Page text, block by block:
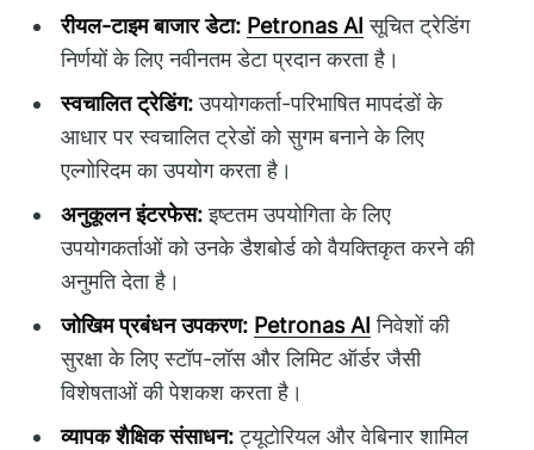
रीयल-टाइम बाजार डेटा: Petronas AI सूचित ट्रेडिंग
निर्णयों के लिए नवीनतम डेटा प्रदान करता है।
स्वचालित ट्रेडिंग:उपयोगकर्ता-परिभाषित मापदंडों के
आधार पर स्वचालित ट्रेडों को सुगम बनाने के लिए
एल्गोरिदम का उपयोग करता है।
अनुकूलन इंटरफेस:इष्टतम उपयोगिता के लिए
उपयोगकर्ताओं को उनके डैशबोर्ड को वैयक्तिकृत करने की
अनुमति देता है।
जोखिम प्रबंधन उपकरण: Petronas AI निवेशों की
सुरक्षा के लिए स्टॉप-लॉस और लिमिट ऑर्डर जैसी
विशेषताओं की पेशकश करता है।
व्यापक शैक्षिक संसाधन:ट्यूटोरियल और वेबिनार शामिल